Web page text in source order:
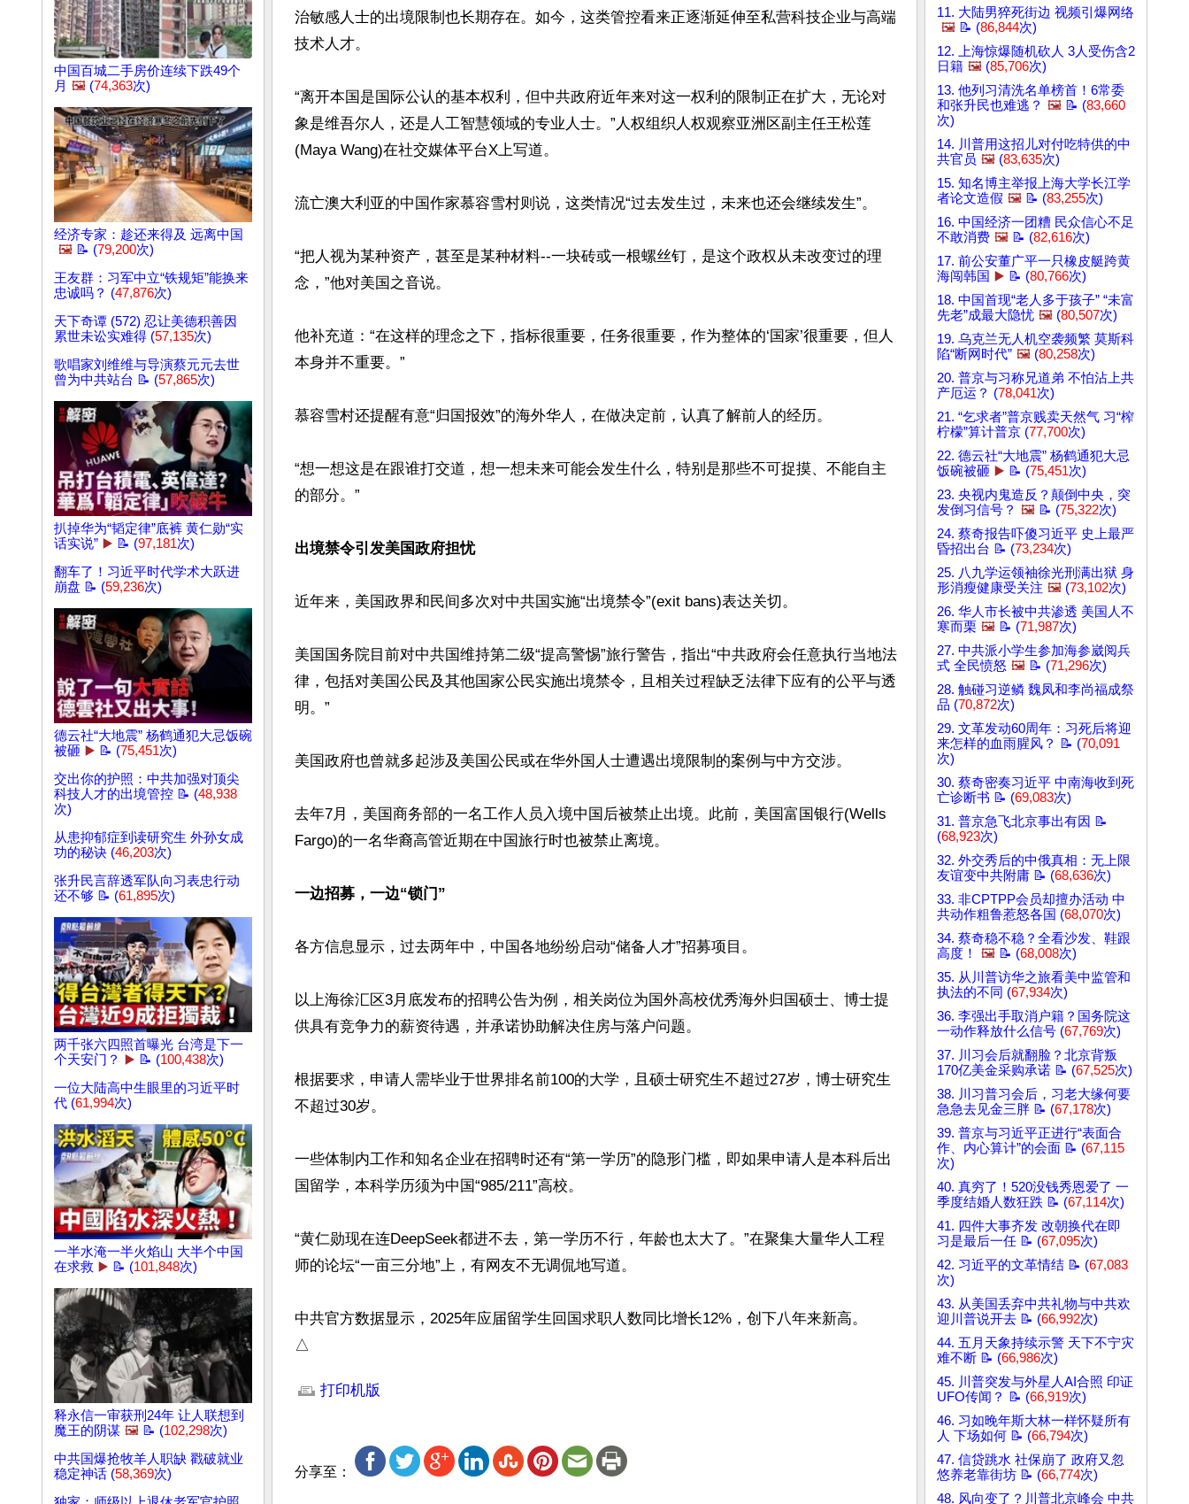
中国百城二手房价连续下跌49个
月 🖼️ (74,363次)
经济专家：趁还来得及 远离中国
🖼️ 📝 (79,200次)
王友群：习军中立“铁规矩”能换来
忠诚吗？ (47,876次)
天下奇谭 (572) 忍让美德积善因
累世未讼实难得 (57,135次)
歌唱家刘维维与导演蔡元元去世
曾为中共站台 📝 (57,865次)
扒掉华为“韬定律”底裤 黄仁勋“实
话实说” ▶️ 📝 (97,181次)
翻车了！习近平时代学术大跃进
崩盘 📝 (59,236次)
德云社“大地震” 杨鹤通犯大忌饭碗
被砸 ▶️ 📝 (75,451次)
交出你的护照：中共加强对顶尖
科技人才的出境管控 📝 (48,938
次)
从患抑郁症到读研究生 外孙女成
功的秘诀 (46,203次)
张升民言辞透军队向习表忠行动
还不够 📝 (61,895次)
两千张六四照首曝光 台湾是下一
个天安门？
▶️ 📝 (100,438次)
一位大陆高中生眼里的习近平时
代 (61,994次)
一半水淹一半火焰山 大半个中国
在求救 ▶️ 📝 (101,848次)
释永信一审获刑24年 让人联想到
魔王的阴谋 🖼️ 📝 (102,298次)
中共国爆抢牧羊人职缺 戳破就业
稳定神话 (58,369次)
治敏感人士的出境限制也长期存在。如今，这类管控看来正逐渐延伸至私营科技企业与高端
技术人才。
“离开本国是国际公认的基本权利，但中共政府近年来对这一权利的限制正在扩大，无论对
象是维吾尔人，还是人工智慧领域的专业人士。”人权组织人权观察亚洲区副主任王松莲
(Maya Wang)在社交媒体平台X上写道。
流亡澳大利亚的中国作家慕容雪村则说，这类情况“过去发生过，未来也还会继续发生”。
“把人视为某种资产，甚至是某种材料--一块砖或一根螺丝钉，是这个政权从未改变过的理
念，”他对美国之音说。
他补充道：“在这样的理念之下，指标很重要，任务很重要，作为整体的‘国家’很重要，但人
本身并不重要。”
慕容雪村还提醒有意“归国报效”的海外华人，在做决定前，认真了解前人的经历。
“想一想这是在跟谁打交道，想一想未来可能会发生什么，特别是那些不可捉摸、不能自主
的部分。”
出境禁令引发美国政府担忧
近年来，美国政界和民间多次对中共国实施“出境禁令”(exit bans)表达关切。
美国国务院目前对中共国维持第二级“提高警惕”旅行警告，指出“中共政府会任意执行当地法
律，包括对美国公民及其他国家公民实施出境禁令，且相关过程缺乏法律下应有的公平与透
明。”
美国政府也曾就多起涉及美国公民或在华外国人士遭遇出境限制的案例与中方交涉。
去年7月，美国商务部的一名工作人员入境中国后被禁止出境。此前，美国富国银行(Wells
Fargo)的一名华裔高管近期在中国旅行时也被禁止离境。
一边招募，一边“锁门”
各方信息显示，过去两年中，中国各地纷纷启动“储备人才”招募项目。
以上海徐汇区3月底发布的招聘公告为例，相关岗位为国外高校优秀海外归国硕士、博士提
供具有竞争力的薪资待遇，并承诺协助解决住房与落户问题。
根据要求，申请人需毕业于世界排名前100的大学，且硕士研究生不超过27岁，博士研究生
不超过30岁。
一些体制内工作和知名企业在招聘时还有“第一学历”的隐形门槛，即如果申请人是本科后出
国留学，本科学历须为中国“985/211”高校。
“黄仁勋现在连DeepSeek都进不去，第一学历不行，年龄也太大了。”在聚集大量华人工程
师的论坛“一亩三分地”上，有网友不无调侃地写道。
中共官方数据显示，2025年应届留学生回国求职人数同比增长12%，创下八年来新高。
△
打印机版
分享至：
11. 大陆男猝死街边 视频引爆网络
🖼️ 📝 (86,844次)
12. 上海惊爆随机砍人 3人受伤含2
日籍 🖼️ (85,706次)
13. 他列习清洗名单榜首！6常委
和张升民也难逃？ 🖼️ 📝 (83,660
次)
14. 川普用这招儿对付吃特供的中
共官员 🖼️ (83,635次)
15. 知名博主举报上海大学长江学
者论文造假 🖼️ 📝 (83,255次)
16. 中国经济一团糟 民众信心不足
不敢消费 🖼️ 📝 (82,616次)
17. 前公安董广平一只橡皮艇跨黄
海闯韩国 ▶️ 📝 (80,766次)
18. 中国首现“老人多于孩子” “未富
先老”成最大隐忧 🖼️ (80,507次)
19. 乌克兰无人机空袭频繁 莫斯科
陷“断网时代” 🖼️ (80,258次)
20. 普京与习称兄道弟 不怕沾上共
产厄运？ (78,041次)
21. “乞求者”普京贱卖天然气 习“榨
柠檬”算计普京 (77,700次)
22. 德云社“大地震” 杨鹤通犯大忌
饭碗被砸 ▶️ 📝 (75,451次)
23. 央视内鬼造反？颠倒中央，突
发倒习信号？ 🖼️ 📝 (75,322次)
24. 蔡奇报告吓傻习近平 史上最严
昏招出台 📝 (73,234次)
25. 八九学运领袖徐光刑满出狱 身
形消瘦健康受关注 🖼️ (73,102次)
26. 华人市长被中共渗透 美国人不
寒而栗 🖼️ 📝 (71,987次)
27. 中共派小学生参加海参崴阅兵
式 全民愤怒 🖼️ 📝 (71,296次)
28. 触碰习逆鳞 魏凤和李尚福成祭
品 (70,872次)
29. 文革发动60周年：习死后将迎
来怎样的血雨腥风？ 📝 (70,091
次)
30. 蔡奇密奏习近平 中南海收到死
亡诊断书 📝 (69,083次)
31. 普京急飞北京事出有因 📝
(68,923次)
32. 外交秀后的中俄真相：无上限
友谊变中共附庸 📝 (68,636次)
33. 非CPTPP会员却擅办活动 中
共动作粗鲁惹怒各国 (68,070次)
34. 蔡奇稳不稳？全看沙发、鞋跟
高度！
🖼️ 📝 (68,008次)
35. 从川普访华之旅看美中监管和
执法的不同 (67,934次)
36. 李强出手取消户籍？国务院这
一动作释放什么信号 (67,769次)
37. 川习会后就翻脸？北京背叛
170亿美金采购承诺 📝 (67,525次)
38. 川习普习会后，习老大缘何要
急急去见金三胖 📝 (67,178次)
39. 普京与习近平正进行“表面合
作、内心算计”的会面 📝 (67,115
次)
40. 真穷了！520没钱秀恩爱了 一
季度结婚人数狂跌 📝 (67,114次)
41. 四件大事齐发 改朝换代在即
习是最后一任 📝 (67,095次)
42. 习近平的文革情结 📝 (67,083
次)
43. 从美国丢弃中共礼物与中共欢
迎川普说开去 📝 (66,992次)
44. 五月天象持续示警 天下不宁灾
难不断 📝 (66,986次)
45. 川普突发与外星人AI合照 印证
UFO传闻？ 📝 (66,919次)
46. 习如晚年斯大林一样怀疑所有
人 下场如何 📝 (66,794次)
47. 信贷跳水 社保崩了 政府又忽
悠养老靠街坊 📝 (66,774次)
48. 风向变了？川普北京峰会 中共